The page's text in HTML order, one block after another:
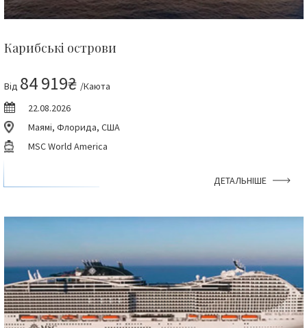
Карибські острови
Від 84 919₴ /Каюта
22.08.2026
Маямі, Флорида, США
MSC World America
ДЕТАЛЬНІШЕ